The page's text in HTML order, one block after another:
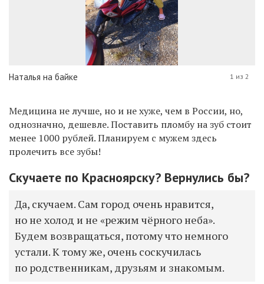
Наталья на байке 1 из 2
Медицина не лучше, но и не хуже, чем в России, но,
однозначно, дешевле. Поставить пломбу на зуб стоит
менее 1000 рублей. Планируем с мужем здесь
пролечить все зубы!
Скучаете по Красноярску? Вернулись бы?
Да, скучаем. Сам город очень нравится,
но не холод и не «режим чёрного неба».
Будем возвращаться, потому что немного
устали. К тому же, очень соскучилась
по родственникам, друзьям и знакомым.